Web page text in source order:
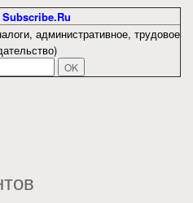
Subscribe.Ru
административное, трудовое